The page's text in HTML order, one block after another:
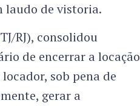
laudo de vistoria.
RJ), consolidou
de encerrar a locação
sob pena de
gerar a